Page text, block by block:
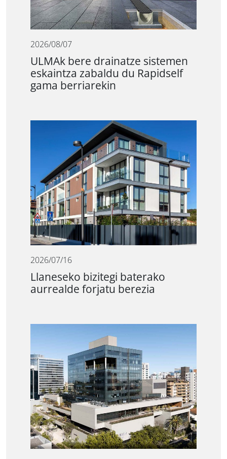
2026/08/07
ULMAk bere drainatze sistemen
eskaintza zabaldu du Rapidself
gama berriarekin
2026/07/16
Llaneseko bizitegi baterako
aurrealde forjatu berezia